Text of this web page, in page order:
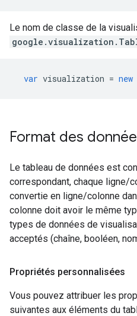
Le nom de classe de la
var visualization = new
Format des
Le tableau de données est
correspondant, chaque ligne/
convertie en ligne/colonne
colonne doit avoir le même
types de données de
acceptés (chaîne, booléen,
Propriétés personnalisées
Vous pouvez attribuer les
suivantes aux éléments du